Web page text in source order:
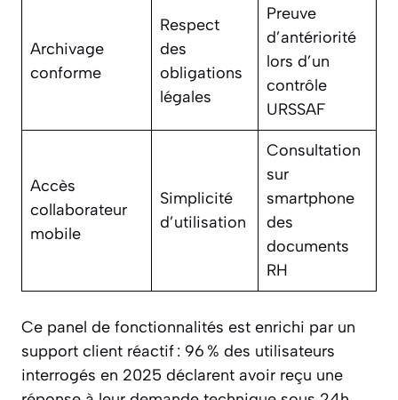
Archivage
conforme
Respect
des
obligations
légales
Preuve
d’antériorité
lors d’un
contrôle
URSSAF
Accès
collaborateur
mobile
Simplicité
d’utilisation
Consultation
sur
smartphone
des
documents
RH
Ce panel de fonctionnalités est enrichi par un
support client réactif : 96 % des utilisateurs
interrogés en 2025 déclarent avoir reçu une